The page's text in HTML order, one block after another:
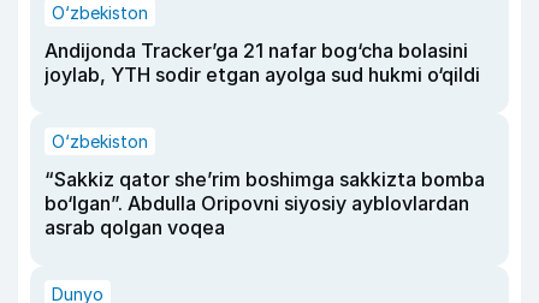
O‘zbekiston
Andijonda Tracker’ga 21 nafar bog‘cha bolasini
joylab, YTH sodir etgan ayolga sud hukmi o‘qildi
O‘zbekiston
“Sakkiz qator she’rim boshimga sakkizta bomba
bo‘lgan”. Abdulla Oripovni siyosiy ayblovlardan
asrab qolgan voqea
Dunyo